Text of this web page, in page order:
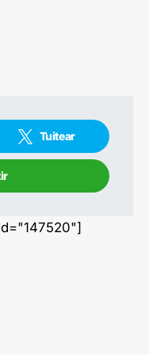
Tuitear